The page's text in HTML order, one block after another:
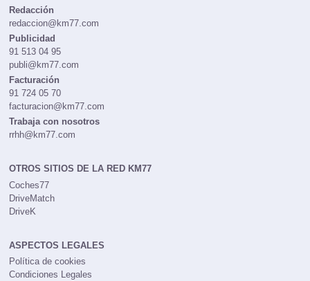
Redacción
redaccion@km77.com
Publicidad
91 513 04 95
publi@km77.com
Facturación
91 724 05 70
facturacion@km77.com
Trabaja con nosotros
rrhh@km77.com
OTROS SITIOS DE LA RED KM77
Coches77
DriveMatch
DriveK
ASPECTOS LEGALES
Política de cookies
Condiciones Legales